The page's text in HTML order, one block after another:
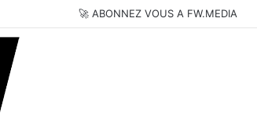
🚀 ABONNEZ VOUS A FW.MEDIA